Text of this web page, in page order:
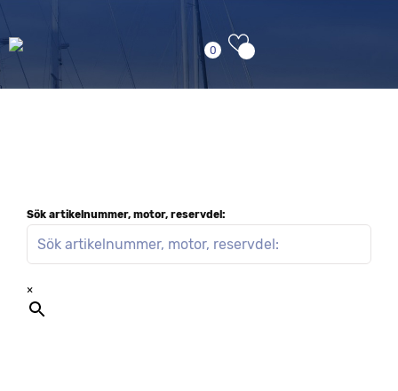
0
Sök artikelnummer, motor, reservdel:
×